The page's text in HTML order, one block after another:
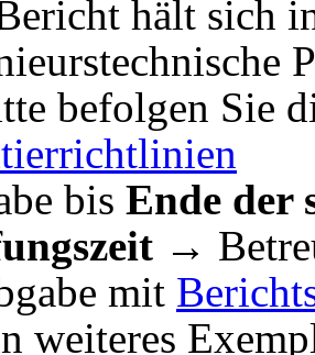
hält sich
befolgen Sie
bis Ende der
→
mit
weiteres